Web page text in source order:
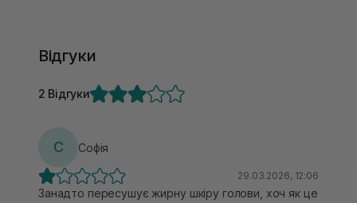
Відгуки
2 Відгуки
С Софія
29.03.2026, 12:06
Занадто пересушує жирну шкіру голови, хоч як це